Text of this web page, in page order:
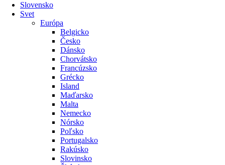
Slovensko
Svet
Európa
Belgicko
Česko
Dánsko
Chorvátsko
Francúzsko
Grécko
Island
Maďarsko
Malta
Nemecko
Nórsko
Poľsko
Portugalsko
Rakúsko
Slovinsko